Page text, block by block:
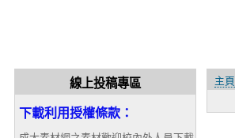
線上投稿專區
下載利用授權條款：
主頁